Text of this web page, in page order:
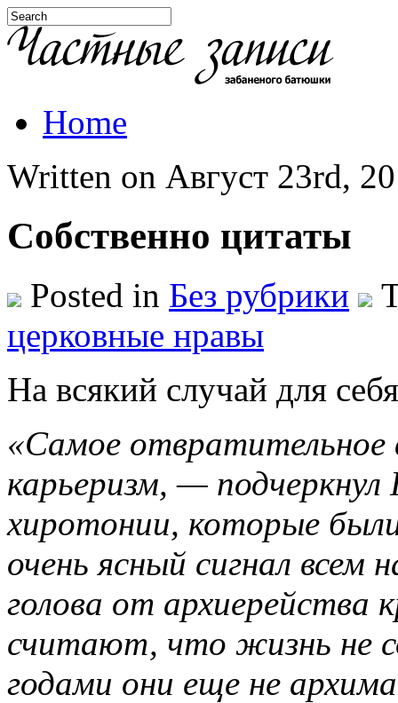
Home
Written on Август 23rd,
Собственно цитаты
Posted in Без рубрики
церковные нравы
На всякий случай для
«Самое
карьеризм, —
хиротонии, которые
очень ясный сигнал
голова от архиерейства
считают, что жизнь не
годами они еще не